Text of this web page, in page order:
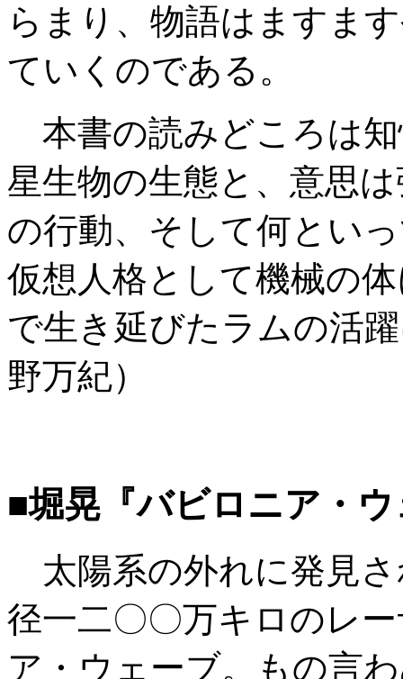
らまり、物語はますま
ていくのである。
本書の読みどころは
星生物の生態と、意思
の行動、そして何とい
仮想人格として機械の
で生き延びたラムの活
野万紀）
■堀晃『バビロニア・
太陽系の外れに発見さ
径一二〇〇万キロのレ
ア・ウェーブ。もの言